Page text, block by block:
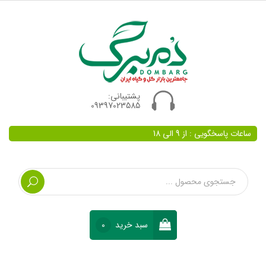
پشتیبانی:
09397023585
ساعات پاسخگویی : از 9 الی 18
سبد خرید 0